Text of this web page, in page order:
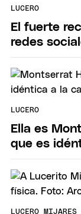
LUCERO
El fuerte
redes
LUCERO
Ella es
que es
LUCERO MIJARES